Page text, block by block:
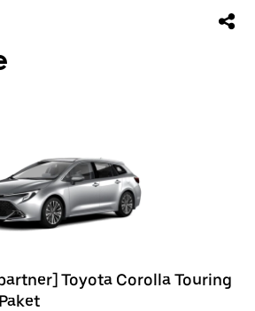
Toyota Corolla Touring